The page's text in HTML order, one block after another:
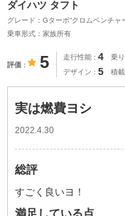
ダイハツ タフト
グレード：Gターボ“クロムベンチ
乗車形式：家族所有
評価 5 走行性能 4 乗
デザイン 5 積
実は燃費ヨシ
2022.4.30
総評
すごく良いヨ！
満足している点